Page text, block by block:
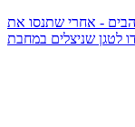
- אחרי שתנסו את